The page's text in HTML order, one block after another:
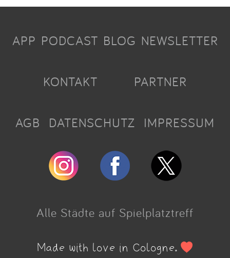
APP PODCAST BLOG NEWSLETTER
KONTAKT PARTNER
AGB DATENSCHUTZ IMPRESSUM
Alle Städte auf Spielplatztreff
Made with love in Cologne.